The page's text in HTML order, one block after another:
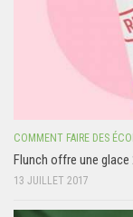
COMMENT FAIRE DES
Flunch offre une
13 JUILLET 2017